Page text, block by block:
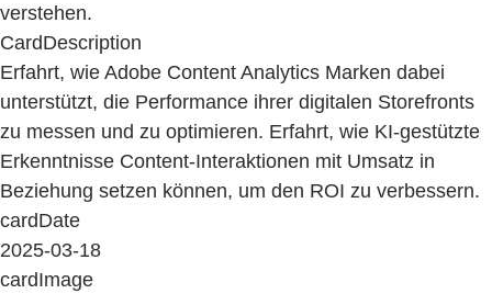
verstehen.
CardDescription
Erfahrt, wie Adobe Content Analytics Marken dabei
unterstützt, die Performance ihrer digitalen Storefronts
zu messen und zu optimieren. Erfahrt, wie KI-gestützte
Erkenntnisse Content-Interaktionen mit Umsatz in
Beziehung setzen können, um den ROI zu verbessern.
cardDate
2025-03-18
cardImage